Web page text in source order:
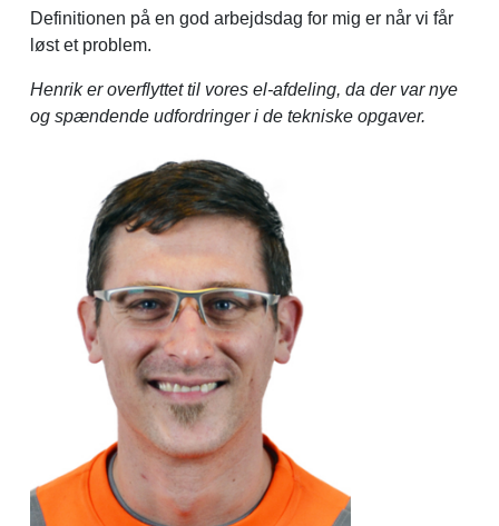
Definitionen på en god arbejdsdag for mig er når vi får
løst et problem.
Henrik er overflyttet til vores el-afdeling, da der var nye
og spændende udfordringer i de tekniske opgaver.